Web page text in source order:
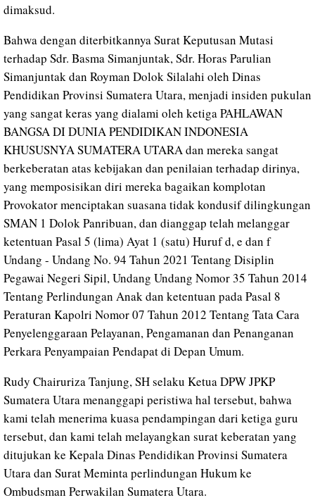
dimaksud.
Bahwa dengan diterbitkannya Surat Keputusan Mutasi
terhadap Sdr. Basma Simanjuntak, Sdr. Horas Parulian
Simanjuntak dan Royman Dolok Silalahi oleh Dinas
Pendidikan Provinsi Sumatera Utara, menjadi insiden pukulan
yang sangat keras yang dialami oleh ketiga PAHLAWAN
BANGSA DI DUNIA PENDIDIKAN INDONESIA
KHUSUSNYA SUMATERA UTARA dan mereka sangat
berkeberatan atas kebijakan dan penilaian terhadap dirinya,
yang memposisikan diri mereka bagaikan komplotan
Provokator menciptakan suasana tidak kondusif dilingkungan
SMAN 1 Dolok Panribuan, dan dianggap telah melanggar
ketentuan Pasal 5 (lima) Ayat 1 (satu) Huruf d, e dan f
Undang - Undang No. 94 Tahun 2021 Tentang Disiplin
Pegawai Negeri Sipil, Undang Undang Nomor 35 Tahun 2014
Tentang Perlindungan Anak dan ketentuan pada Pasal 8
Peraturan Kapolri Nomor 07 Tahun 2012 Tentang Tata Cara
Penyelenggaraan Pelayanan, Pengamanan dan Penanganan
Perkara Penyampaian Pendapat di Depan Umum.
Rudy Chairuriza Tanjung, SH selaku Ketua DPW JPKP
Sumatera Utara menanggapi peristiwa hal tersebut, bahwa
kami telah menerima kuasa pendampingan dari ketiga guru
tersebut, dan kami telah melayangkan surat keberatan yang
ditujukan ke Kepala Dinas Pendidikan Provinsi Sumatera
Utara dan Surat Meminta perlindungan Hukum ke
Ombudsman Perwakilan Sumatera Utara.